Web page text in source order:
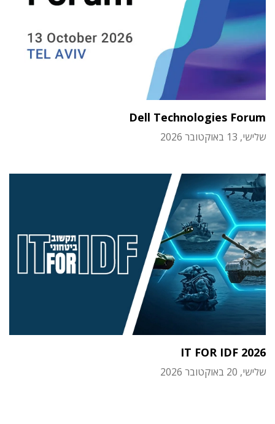
Dell Technologies Forum
שלישי, 13 באוקטובר 2026
IT FOR IDF 2026
שלישי, 20 באוקטובר 2026